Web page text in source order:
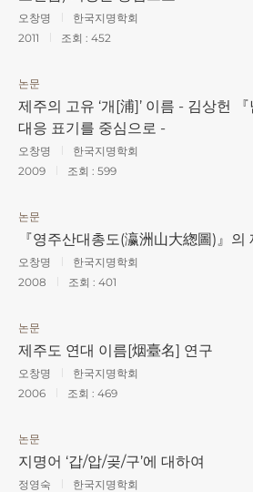
오창명
한국지명학회
2011
조회 : 452
논문
제주의 고유 ‘개[浦]’ 이름 - 김상헌
대응 표기를 중심으로 -
오창명
한국지명학회
2009
조회 : 599
논문
『영주산대총도(瀛洲山大緫圖)』의
오창명
한국지명학회
2008
조회 : 401
논문
제주도 연대 이름[烟臺名] 연구
오창명
한국지명학회
2006
조회 : 469
논문
지명어 ‘갑/압/곶/구’에 대하여
정영숙
한국지명학회